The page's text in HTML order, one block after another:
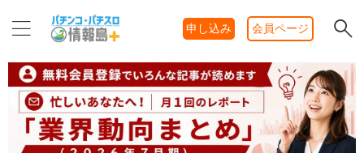
申し込み 会員ページ